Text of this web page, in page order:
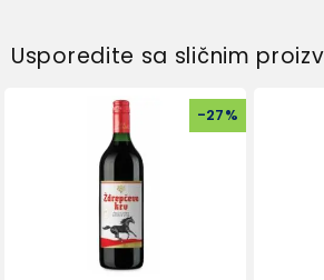
Usporedite sa sličnim
-27%